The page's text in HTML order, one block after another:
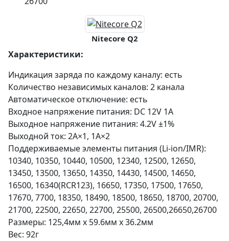
Nitecore Q2
Характеристики:
Индикация заряда по каждому каналу: есть
Количество независимых каналов: 2 канала
Автоматическое отключение: есть
Входное напряжение питания: DC 12V 1A
Выходное напряжение питания: 4.2V ±1%
Выходной ток: 2A×1, 1A×2
Поддерживаемые элементы питания (Li-ion/IMR):
10340, 10350, 10440, 10500, 12340, 12500, 12650,
13450, 13500, 13650, 14350, 14430, 14500, 14650,
16500, 16340(RCR123), 16650, 17350, 17500, 17650,
17670, 7700, 18350, 18490, 18500, 18650, 18700, 20700,
21700, 22500, 22650, 22700, 25500, 26500,26650,26700
Размеры: 125,4мм х 59.6мм х 36.2мм
Вес: 92г